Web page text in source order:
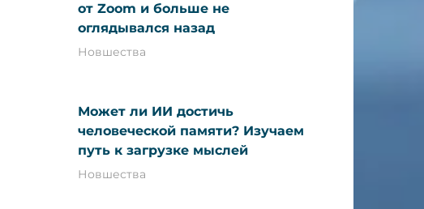
от Zoom и больше не
оглядывался назад
Новшества
Может ли ИИ достичь
человеческой памяти? Изучаем
путь к загрузке мыслей
Новшества